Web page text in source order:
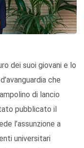
dei suoi giovani e lo
che
di lancio
pubblicato il
l’assunzione a
universitari